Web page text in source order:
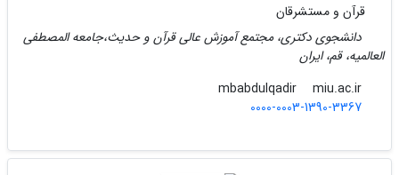
قرآن و مستشرقان
دانشجوی دکتری، مجتمع آموزش عالى قرآن و حدیث،جامعه المصطفى
العالمیه، قم، ایران
mbabdulqadir
miu.ac.ir
0000-0003-1390-3367